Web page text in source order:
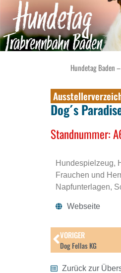
Hundetag Baden
Dog´s
Standnummer:
Hundespielzeug,
Frauchen und
Napfunterlagen,
Webseite
VORIGER
Dog Fellas KG
Zurück zur